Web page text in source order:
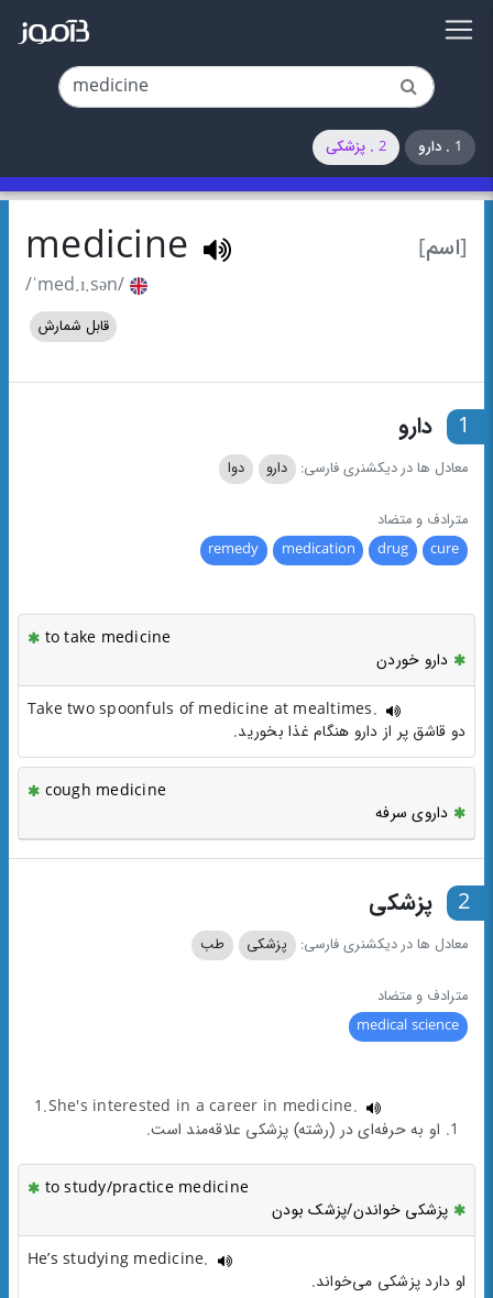
1 . دارو 2 . پزشکی
[اسم] medicine
/ˈmed.ɪ.sən/
قابل شمارش
1 دارو
معادل ها در دیکشنری فارسی: دارو دوا
مترادف و متضاد
cure
drug
medication
remedy
to take medicine
دارو خوردن
Take two spoonfuls of medicine at mealtimes.
دو قاشق پر از دارو هنگام غذا بخورید.
cough medicine
داروی سرفه
2 پزشکی
معادل ها در دیکشنری فارسی: پزشکی طب
مترادف و متضاد
medical science
1.She's interested in a career in medicine.
1. او به حرفه‌ای در (رشته) پزشکی علاقه‌مند است.
to study/practice medicine
پزشکی خواندن/پزشک بودن
He’s studying medicine.
او دارد پزشکی می‌خواند.